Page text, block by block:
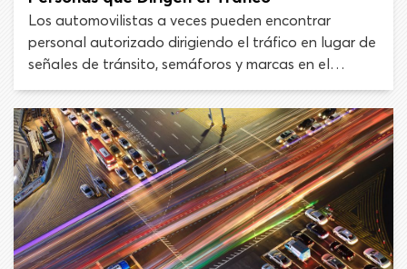
Los automovilistas a veces pueden encontrar
personal autorizado dirigiendo el tráfico en lugar de
señales de tránsito, semáforos y marcas en el
pavimento. Las personas autorizadas para dirigir el
tráfico son oficiales de policía, obreros de
construcción conocidos como “flaggers” y guardias
de cruce.